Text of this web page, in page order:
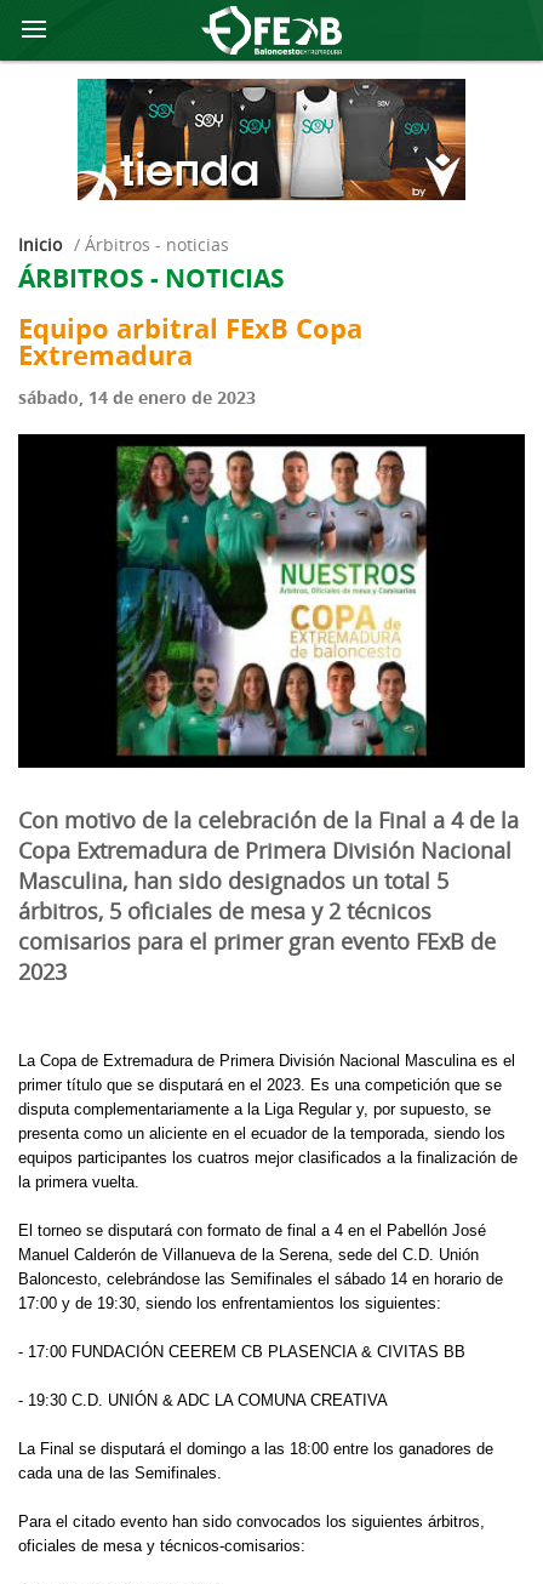
Inicio / árbitros - noticias
ÁRBITROS - NOTICIAS
Equipo arbitral FExB Copa
Extremadura
sábado, 14 de enero de 2023
Con motivo de la celebración de la Final a 4 de la
Copa Extremadura de Primera División Nacional
Masculina, han sido designados un total 5
árbitros, 5 oficiales de mesa y 2 técnicos
comisarios para el primer gran evento FExB de
2023
La Copa de Extremadura de Primera División Nacional Masculina es el
primer título que se disputará en el 2023. Es una competición que se
disputa complementariamente a la Liga Regular y, por supuesto, se
presenta como un aliciente en el ecuador de la temporada, siendo los
equipos participantes los cuatros mejor clasificados a la finalización de
la primera vuelta.
El torneo se disputará con formato de final a 4 en el Pabellón José
Manuel Calderón de Villanueva de la Serena, sede del C.D. Unión
Baloncesto, celebrándose las Semifinales el sábado 14 en horario de
17:00 y de 19:30, siendo los enfrentamientos los siguientes:
- 17:00 FUNDACIÓN CEEREM CB PLASENCIA & CIVITAS BB
- 19:30 C.D. UNIÓN & ADC LA COMUNA CREATIVA
La Final se disputará el domingo a las 18:00 entre los ganadores de
cada una de las Semifinales.
Para el citado evento han sido convocados los siguientes árbitros,
oficiales de mesa y técnicos-comisarios: